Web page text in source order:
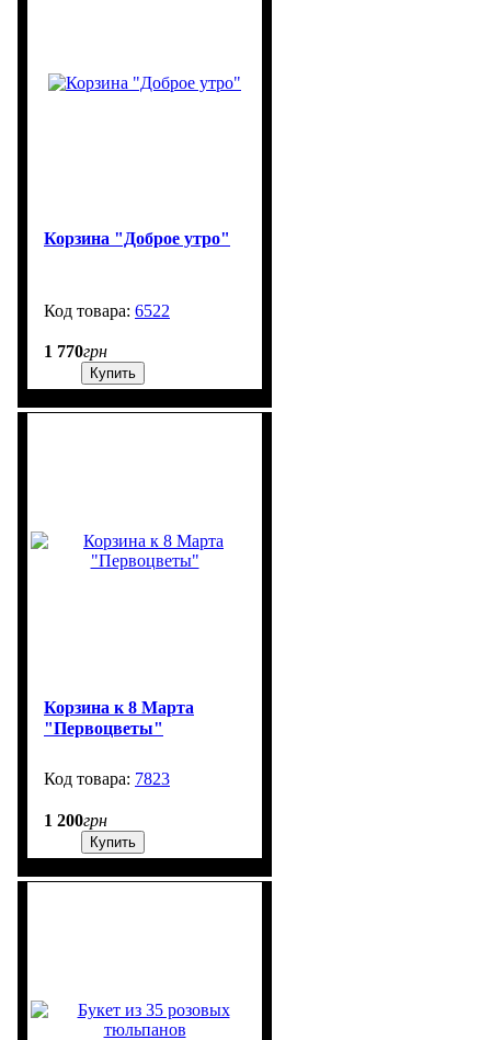
Корзина "Доброе утро"
6522
1 770грн
Купить
Корзина к 8 Марта
"Первоцветы"
7823
1 200грн
Купить